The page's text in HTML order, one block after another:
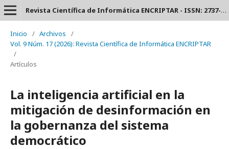
Revista Científica de Informática ENCRIPTAR - ISSN: 2737-6389.
Inicio / Archivos
/
Vol. 9 Núm. 17 (2026): Revista Científica de Informática ENCRIPTAR
/
Artículos
La inteligencia artificial en la
mitigación de desinformación en
la gobernanza del sistema
democrático